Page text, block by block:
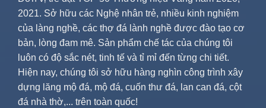
2021. Sở hữu các Nghệ nhân trẻ, nhiều kinh nghiệm
của làng nghề, các thợ đá lành nghề được đào tạo cơ
bản, lòng đam mê. Sản phẩm chế tác của chúng tôi
luôn có độ sắc nét, tinh tế và tỉ mỉ đến từng chi tiết.
Hiện nay, chúng tôi sở hữu hàng nghìn công trình xây
dựng lăng mộ đá, mộ đá, cuốn thư đá, lan can đá, cột
đá nhà thờ,... trên toàn quốc!